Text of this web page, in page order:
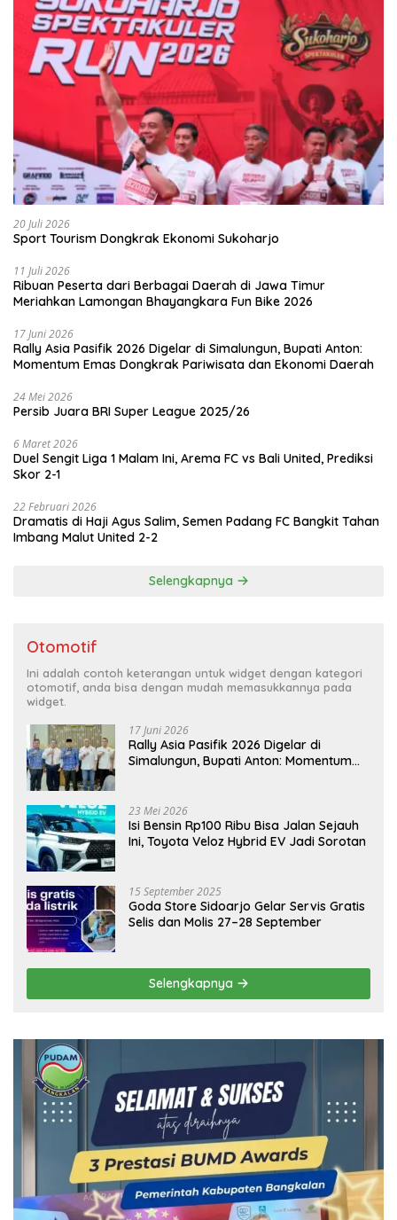
20 Juli 2026
Sport Tourism Dongkrak Ekonomi Sukoharjo
11 Juli 2026
Ribuan Peserta dari Berbagai Daerah di Jawa Timur
Meriahkan Lamongan Bhayangkara Fun Bike 2026
17 Juni 2026
Rally Asia Pasifik 2026 Digelar di Simalungun, Bupati Anton:
Momentum Emas Dongkrak Pariwisata dan Ekonomi Daerah
24 Mei 2026
Persib Juara BRI Super League 2025/26
6 Maret 2026
Duel Sengit Liga 1 Malam Ini, Arema FC vs Bali United, Prediksi
Skor 2-1
22 Februari 2026
Dramatis di Haji Agus Salim, Semen Padang FC Bangkit Tahan
Imbang Malut United 2-2
Selengkapnya
Otomotif
Ini adalah contoh keterangan untuk widget dengan kategori
otomotif, anda bisa dengan mudah memasukkannya pada
widget.
17 Juni 2026
Rally Asia Pasifik 2026 Digelar di
Simalungun, Bupati Anton: Momentum
23 Mei 2026
Isi Bensin Rp100 Ribu Bisa Jalan Sejauh
Ini, Toyota Veloz Hybrid EV Jadi Sorotan
15 September 2025
Goda Store Sidoarjo Gelar Servis Gratis
Selis dan Molis 27–28 September
Selengkapnya